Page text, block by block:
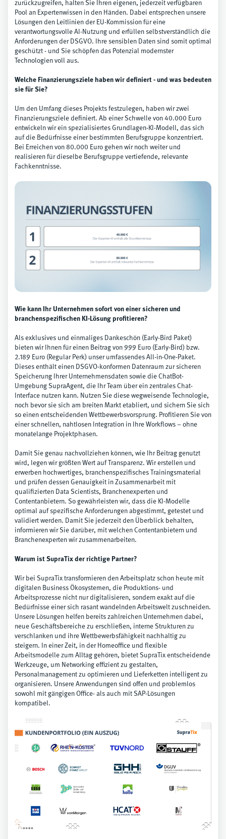
zurückzugreifen, halten Sie Ihren eigenen, jederzeit verfügbaren
Pool an Expertenwissen in den Händen. Dabei entsprechen unsere
Lösungen den Leitlinien der EU-Kommission für eine
verantwortungsvolle AI-Nutzung und erfüllen selbstverständlich die
Anforderungen der DSGVO. Ihre sensiblen Daten sind somit optimal
geschützt - und Sie schöpfen das Potenzial modernster
Technologien voll aus.
Welche Finanzierungsziele haben wir definiert - und was bedeuten
sie für Sie?
Um den Umfang dieses Projekts festzulegen, haben wir zwei
Finanzierungsziele definiert. Ab einer Schwelle von 40.000 Euro
entwickeln wir ein spezialisiertes Grundlagen-KI-Modell, das sich
auf die Bedürfnisse einer bestimmten Berufsgruppe konzentriert.
Bei Erreichen von 80.000 Euro gehen wir noch weiter und
realisieren für dieselbe Berufsgruppe vertiefende, relevante
Fachkenntnisse.
Wie kann Ihr Unternehmen sofort von einer sicheren und
branchenspezifischen KI-Lösung profitieren?
Als exklusives und einmaliges Dankeschön (Early-Bird Paket)
bieten wir Ihnen für einen Beitrag von 999 Euro (Early-Bird) bzw.
2.189 Euro (Regular Perk) unser umfassendes All-in-One-Paket.
Dieses enthält einen DSGVO-konformen Datenraum zur sicheren
Speicherung Ihrer Unternehmensdaten sowie die ChatBot-
Umgebung SupraAgent, die Ihr Team über ein zentrales Chat-
Interface nutzen kann. Nutzen Sie diese wegweisende Technologie,
noch bevor sie sich am breiten Markt etabliert, und sichern Sie sich
so einen entscheidenden Wettbewerbsvorsprung. Profitieren Sie von
einer schnellen, nahtlosen Integration in Ihre Workflows – ohne
monatelange Projektphasen.
Damit Sie genau nachvollziehen können, wie Ihr Beitrag genutzt
wird, legen wir größten Wert auf Transparenz. Wir erstellen und
erwerben hochwertiges, branchenspezifisches Trainingsmaterial
und prüfen dessen Genauigkeit in Zusammenarbeit mit
qualifizierten Data Scientists, Branchenexperten und
Contentanbietern. So gewährleisten wir, dass die KI-Modelle
optimal auf spezifische Anforderungen abgestimmt, getestet und
validiert werden. Damit Sie jederzeit den Überblick behalten,
informieren wir Sie darüber, mit welchen Contentanbietern und
Branchenexperten wir zusammenarbeiten.
Warum ist SupraTix der richtige Partner?
Wir bei SupraTix transformieren den Arbeitsplatz schon heute mit
digitalen Business Ökosystemen, die Produktions- und
Arbeitsprozesse nicht nur digitalisieren, sondern exakt auf die
Bedürfnisse einer sich rasant wandelnden Arbeitswelt zuschneiden.
Unsere Lösungen helfen bereits zahlreichen Unternehmen dabei,
neue Geschäftsbereiche zu erschließen, interne Strukturen zu
verschlanken und ihre Wettbewerbsfähigkeit nachhaltig zu
steigern. In einer Zeit, in der Homeoffice und flexible
Arbeitsmodelle zum Alltag gehören, bietet SupraTix entscheidende
Werkzeuge, um Networking effizient zu gestalten,
Personalmanagement zu optimieren und Lieferketten intelligent zu
organisieren. Unsere Anwendungen sind offen und problemlos
sowohl mit gängigen Office- als auch mit SAP-Lösungen
kompatibel.